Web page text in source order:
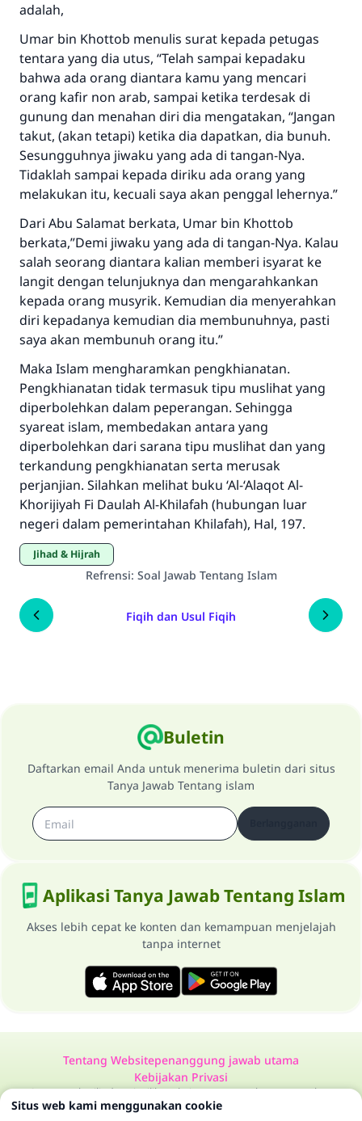
adalah,
Umar bin Khottob menulis surat kepada petugas
tentara yang dia utus, “Telah sampai kepadaku
bahwa ada orang diantara kamu yang mencari
orang kafir non arab, sampai ketika terdesak di
gunung dan menahan diri dia mengatakan, “Jangan
takut, (akan tetapi) ketika dia dapatkan, dia bunuh.
Sesungguhnya jiwaku yang ada di tangan-Nya.
Tidaklah sampai kepada diriku ada orang yang
melakukan itu, kecuali saya akan penggal lehernya.”
Dari Abu Salamat berkata, Umar bin Khottob
berkata,”Demi jiwaku yang ada di tangan-Nya. Kalau
salah seorang diantara kalian memberi isyarat ke
langit dengan telunjuknya dan mengarahkankan
kepada orang musyrik. Kemudian dia menyerahkan
diri kepadanya kemudian dia membunuhnya, pasti
saya akan membunuh orang itu.”
Maka Islam mengharamkan pengkhianatan.
Pengkhianatan tidak termasuk tipu muslihat yang
diperbolehkan dalam peperangan. Sehingga
syareat islam, membedakan antara yang
diperbolehkan dari sarana tipu muslihat dan yang
terkandung pengkhianatan serta merusak
perjanjian. Silahkan melihat buku ‘Al-‘Alaqot Al-
Khorijiyah Fi Daulah Al-Khilafah (hubungan luar
negeri dalam pemerintahan Khilafah), Hal, 197.
Jihad & Hijrah
Refrensi: Soal Jawab Tentang Islam
Fiqih dan Usul Fiqih
Buletin
Daftarkan email Anda untuk menerima buletin dari situs
Tanya Jawab Tentang islam
Aplikasi Tanya Jawab Tentang Islam
Akses lebih cepat ke konten dan kemampuan menjelajah
tanpa internet
Tentang Websitepenanggung jawab utama
Kebijakan Privasi
Semua Hak Dilindungi Milik Website Tanya Jawab Tentang Islam
1997-2025 ©
Situs web kami menggunakan cookie